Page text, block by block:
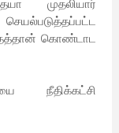
முதலியார்
கொண்டாட
நீதிக்கட்சி